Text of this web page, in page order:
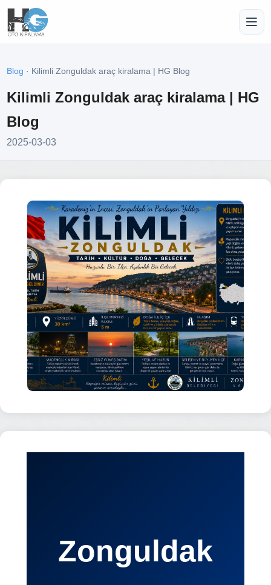
Blog · Kilimli Zonguldak araç kiralama | HG Blog
Kilimli Zonguldak araç kiralama | HG
Blog
2025-03-03
Zonguldak